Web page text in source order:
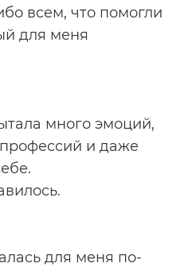
всем, что помогли
для меня
много эмоций,
и даже
для меня по-